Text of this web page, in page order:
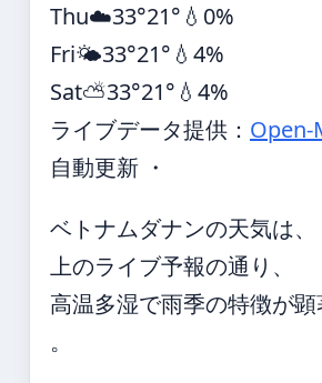
Thu☁️33°21° 💧0%
Fri🌤️33°21° 💧4%
Sat⛅33°21° 💧4%
ライブデータ提供： Open-
自動更新 ・
ベトナムダナンの天気は、
上のライブ予報の通り、
高温多湿で雨季の特徴が
。